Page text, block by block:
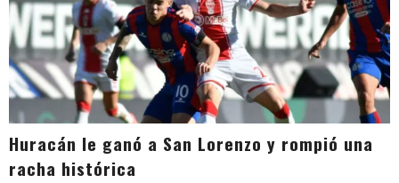
Huracán le ganó a San Lorenzo y rompió una
racha histórica